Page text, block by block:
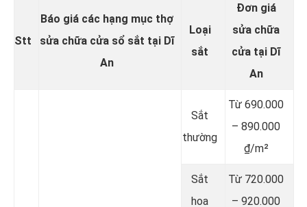
Stt
Báo giá các hạng mục thợ
sửa chữa cửa sổ sắt tại Dĩ
An
Loại
sắt
Đơn giá
sửa chữa
cửa tại Dĩ
An
Sắt
thường
Từ 690.000
– 890.000
₫/m²
Sắt
hoa
Từ 720.000
– 920.000